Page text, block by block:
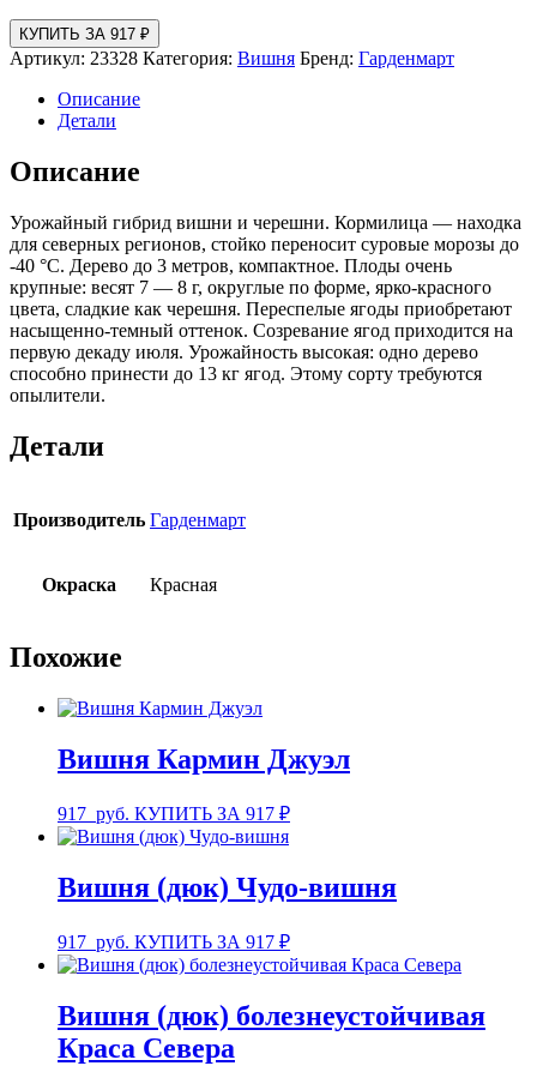
КУПИТЬ ЗА 917 ₽
Артикул: 23328 Категория: Вишня Бренд: Гарденмарт
Описание
Детали
Описание
Урожайный гибрид вишни и черешни. Кормилица — находка
для северных регионов, стойко переносит суровые морозы до
-40 °С. Дерево до 3 метров, компактное. Плоды очень
крупные: весят 7 — 8 г, округлые по форме, ярко-красного
цвета, сладкие как черешня. Переспелые ягоды приобретают
насыщенно-темный оттенок. Созревание ягод приходится на
первую декаду июля. Урожайность высокая: одно дерево
способно принести до 13 кг ягод. Этому сорту требуются
опылители.
Детали
Производитель Гарденмарт
Окраска Красная
Похожие
Вишня Кармин Джуэл
917 руб. КУПИТЬ ЗА 917 ₽
Вишня (дюк) Чудо-вишня
917 руб. КУПИТЬ ЗА 917 ₽
Вишня (дюк) болезнеустойчивая
Краса Севера